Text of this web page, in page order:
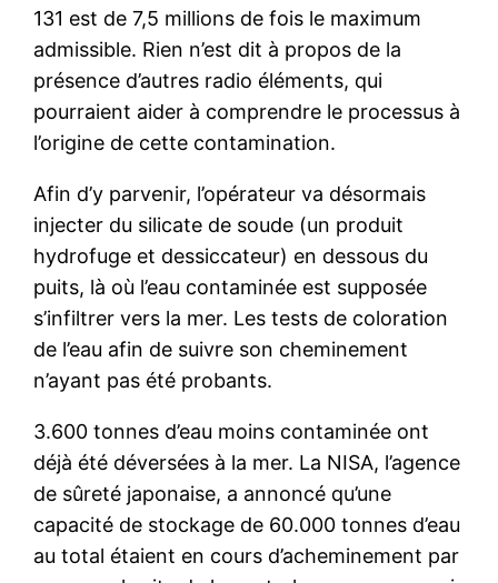
131 est de 7,5 millions de fois le maximum
admissible. Rien n’est dit à propos de la
présence d’autres radio éléments, qui
pourraient aider à comprendre le processus à
l’origine de cette contamination.
Afin d’y parvenir, l’opérateur va désormais
injecter du silicate de soude (un produit
hydrofuge et dessiccateur) en dessous du
puits, là où l’eau contaminée est supposée
s’infiltrer vers la mer. Les tests de coloration
de l’eau afin de suivre son cheminement
n’ayant pas été probants.
3.600 tonnes d’eau moins contaminée ont
déjà été déversées à la mer. La NISA, l’agence
de sûreté japonaise, a annoncé qu’une
capacité de stockage de 60.000 tonnes d’eau
au total étaient en cours d’acheminement par